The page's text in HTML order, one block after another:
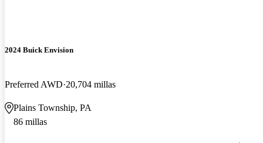
2024 Buick Envision
Preferred AWD 20,704 millas
Plains Township, PA
86 millas